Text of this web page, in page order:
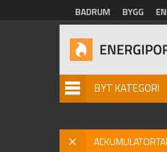
Hoppa till huvudinnehåll
BADRUM BYGG
BYT KATEGORI
Hem »Ackumulatortank